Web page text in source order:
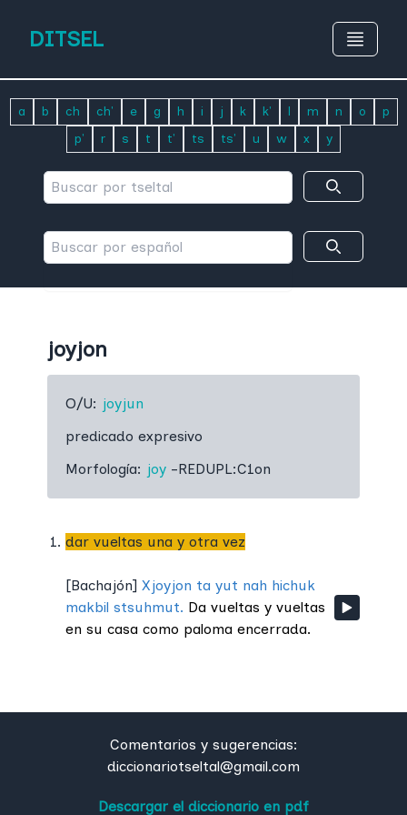
DITSEL
a b ch ch' e g h i j k k' l m n o
p
p'
r s t t' ts ts' u w x y
joyjon
O/U: joyjun
predicado expresivo
Morfología: joy -REDUPL:C1on
dar vueltas una y otra vez
[Bachajón] Xjoyjon ta yut nah hichuk
makbil stsuhmut. Da vueltas y vueltas
en su casa como paloma encerrada.
Comentarios y sugerencias:
diccionariotseltal@gmail.com
Descargar el diccionario en pdf